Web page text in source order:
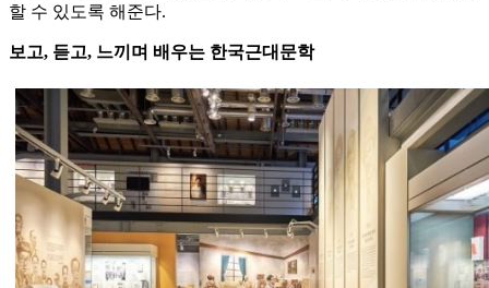
할 수 있도록 해준다.
보고, 듣고, 느끼며 배우는 한국근대문학